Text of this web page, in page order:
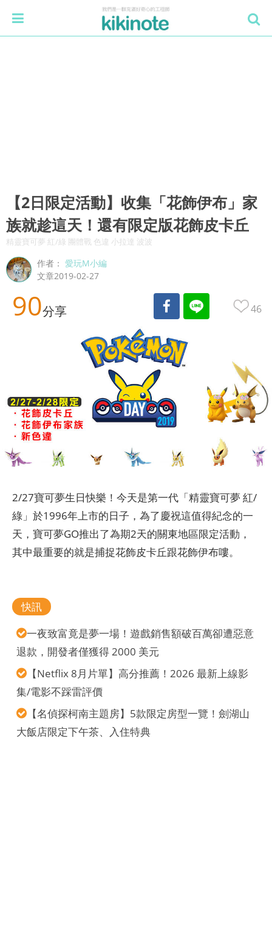
【2日限定活動】收集「花飾伊布」家
族就趁這天！還有限定版花飾皮卡丘
精靈寶可夢 紅/綠 團體戰 色違 小拉達 波波
作者：愛玩M小編
文章2019-02-27
90分享 46
2/27寶可夢生日快樂！今天是第一代「精靈寶可夢 紅/
綠」於1996年上市的日子，為了慶祝這值得紀念的一
天，寶可夢GO推出了為期2天的關東地區限定活動，
其中最重要的就是捕捉花飾皮卡丘跟花飾伊布嘍。
快訊
一夜致富竟是夢一場！遊戲銷售額破百萬卻遭惡意
退款，開發者僅獲得 2000 美元
【Netflix 8月片單】高分推薦！2026 最新上線影
集/電影不踩雷評價
【名偵探柯南主題房】5款限定房型一覽！劍湖山
大飯店限定下午茶、入住特典